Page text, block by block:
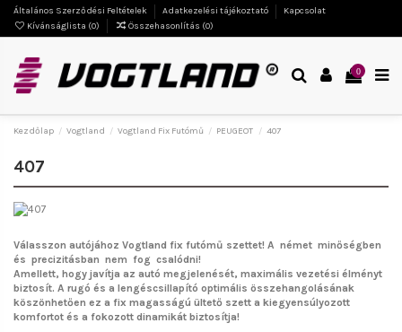
Általános Szerződési Feltételek Adatkezelési tájékoztató
Kapcsolat
Kívánságlista (0) Összehasonlítás (0)
0
Kezdőlap Vogtland Vogtland Fix Futómű PEUGEOT 407
407
Válasszon autójához Vogtland fix futómű szettet! A német minőségben
és precizitásban nem fog csalódni!
Amellett, hogy javítja az autó megjelenését, maximális vezetési élményt
biztosít. A rugó és a lengéscsillapító optimális összehangolásának
köszönhetően ez a fix magasságú ültető szett a kiegyensúlyozott
komfortot és a fokozott dinamikát biztosítja!